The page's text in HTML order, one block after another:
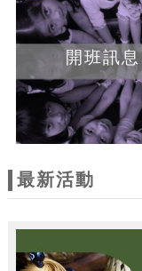
開班訊息
最新活動